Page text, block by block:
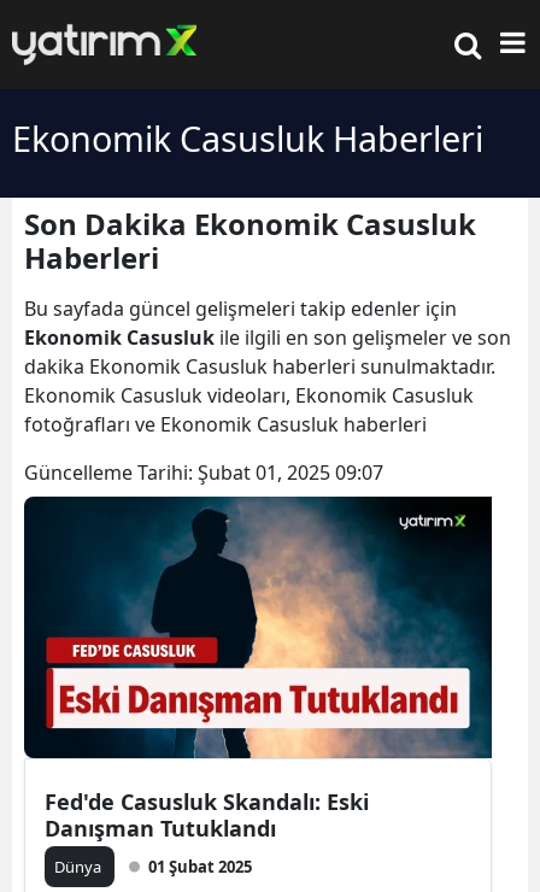
Ekonomik Casusluk Haberleri
Son Dakika Ekonomik Casusluk
Haberleri
Bu sayfada güncel gelişmeleri takip edenler için
Ekonomik Casusluk ile ilgili en son gelişmeler ve son
dakika Ekonomik Casusluk haberleri sunulmaktadır.
Ekonomik Casusluk videoları, Ekonomik Casusluk
fotoğrafları ve Ekonomik Casusluk haberleri
Güncelleme Tarihi: Şubat 01, 2025 09:07
Fed'de Casusluk Skandalı: Eski
Danışman Tutuklandı
Dünya 01 Şubat 2025